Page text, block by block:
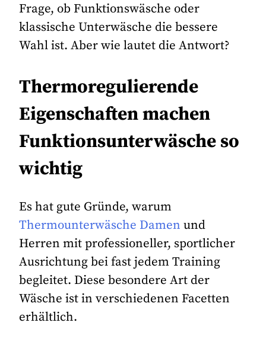
Frage, ob Funktionswäsche oder
klassische Unterwäsche die bessere
Wahl ist. Aber wie lautet die Antwort?
Thermoregulierende
Eigenschaften machen
Funktionsunterwäsche so
wichtig
Es hat gute Gründe, warum
Thermounterwäsche Damen und
Herren mit professioneller, sportlicher
Ausrichtung bei fast jedem Training
begleitet. Diese besondere Art der
Wäsche ist in verschiedenen Facetten
erhältlich.